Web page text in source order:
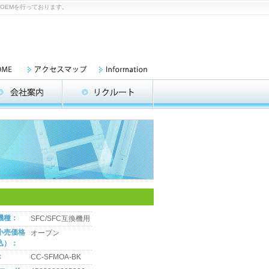
を行っております。
種：
SFC/SFC互換機用
売価格
）：
オープン
CC-SFMOA-BK